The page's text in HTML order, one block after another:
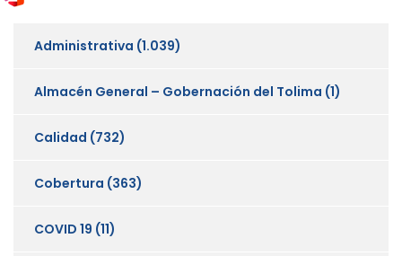
Administrativa (1.039)
Almacén General – Gobernación del Tolima (1)
Calidad (732)
Cobertura (363)
COVID 19 (11)